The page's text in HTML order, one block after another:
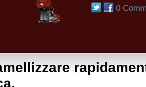
0